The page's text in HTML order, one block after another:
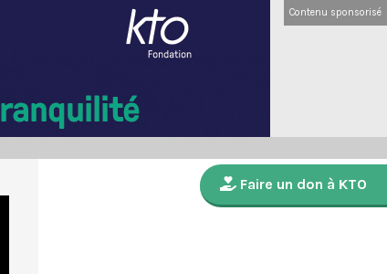
Contenu sponsorisé
Faire un don à KTO